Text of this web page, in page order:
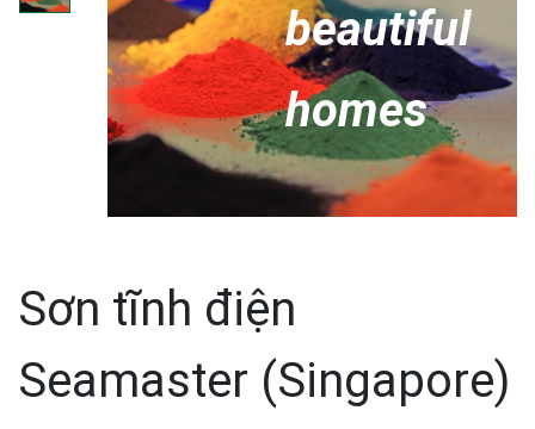
beautiful
homes
Sơn tĩnh điện
Seamaster (Singapore)